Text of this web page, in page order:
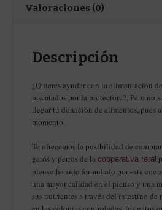
Valoraciones (0)
Descripción
¿Quieres ayudar con la alimentación
rescatados por la protectora?, Pero no
llegar tu donación de alimentos, pues
momento.
Te ofrecemos la posibilidad de
gatos y perros de la cooperativa feral
pienso ha sido formulado por esta
una mayor calidad en el pienso y una
sus nutrientes a través del intestino de